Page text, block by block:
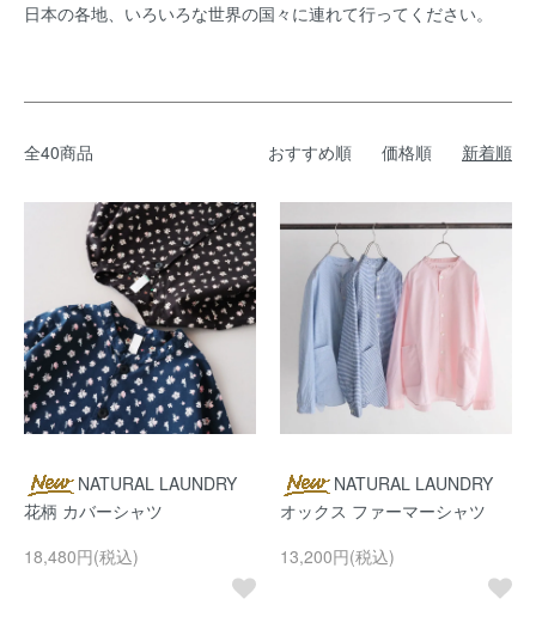
日本の各地、いろいろな世界の国々に連れて行ってください。
全40商品 おすすめ順 価格順 新着順
NATURAL LAUNDRY
花柄 カバーシャツ
18,480円(税込)
NATURAL LAUNDRY
オックス ファーマーシャツ
13,200円(税込)